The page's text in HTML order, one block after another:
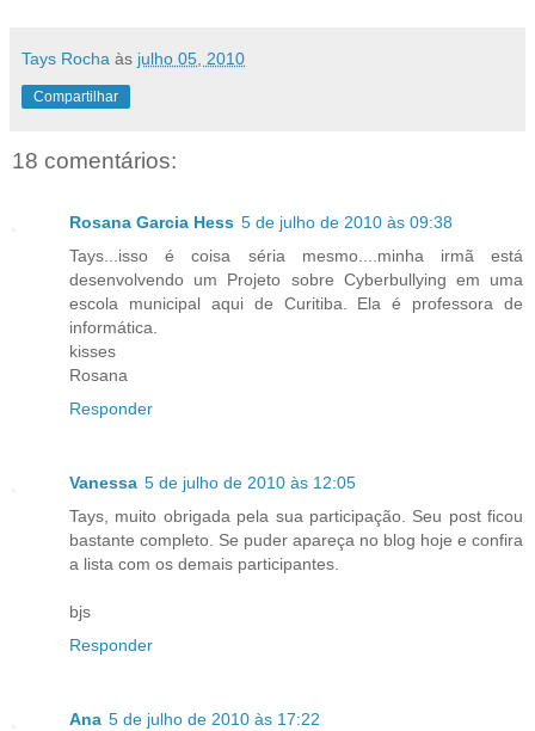
Tays Rocha às julho 05, 2010
Compartilhar
18 comentários:
Rosana Garcia Hess 5 de julho de 2010 às 09:38
Tays...isso é coisa séria mesmo....minha irmã está
desenvolvendo um Projeto sobre Cyberbullying em uma
escola municipal aqui de Curitiba. Ela é professora de
informática.
kisses
Rosana
Responder
Vanessa 5 de julho de 2010 às 12:05
Tays, muito obrigada pela sua participação. Seu post ficou
bastante completo. Se puder apareça no blog hoje e confira
a lista com os demais participantes.
bjs
Responder
Ana 5 de julho de 2010 às 17:22